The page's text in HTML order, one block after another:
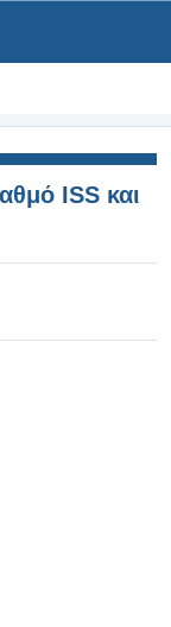
ISS και